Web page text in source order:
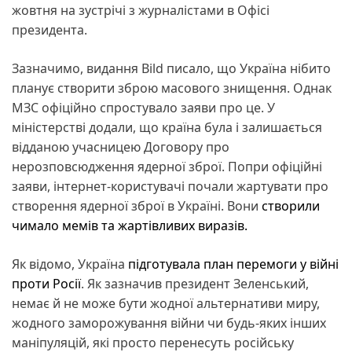
жовтня на зустрічі з журналістами в Офісі
президента.
Зазначимо, видання Bild писало, що Україна нібито
планує створити зброю масового знищення. Однак
МЗС офіційно спростувало заяви про це. У
міністерстві додали, що країна була і залишається
відданою учасницею Договору про
нерозповсюдження ядерної зброї. Попри офіційні
заяви, інтернет-користувачі почали жартувати про
створення ядерної зброї в Україні. Вони створили
чимало мемів та жартівливих виразів.
Як відомо, Україна підготувала план перемоги у війні
проти Росії. Як зазначив президент Зеленський,
немає й не може бути жодної альтернативи миру,
жодного заморожування війни чи будь-яких інших
маніпуляцій, які просто перенесуть російську